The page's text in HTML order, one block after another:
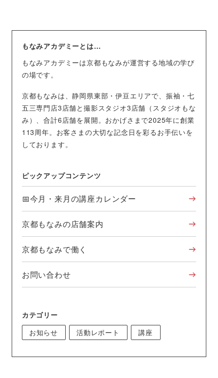
もなみアカデミーとは…
もなみアカデミーは京都もなみが運営する地域の学び
の場です。
京都もなみは、静岡県東部・伊豆エリアで、振袖・七
五三専門店3店舗と撮影スタジオ3店舗（スタジオもな
み）、合計6店舗を展開。おかげさまで2025年に創業
113周年。お客さまの大切な記念日を彩るお手伝いを
しております。
ピックアップコンテンツ
📅今月・来月の講座カレンダー
京都もなみの店舗案内
京都もなみで働く
お問い合わせ
カテゴリー
お知らせ
活動レポート 講座